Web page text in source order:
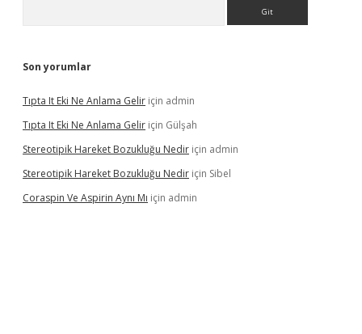
Son yorumlar
Tıpta It Eki Ne Anlama Gelir için admin
Tıpta It Eki Ne Anlama Gelir için Gülşah
Stereotipik Hareket Bozukluğu Nedir için admin
Stereotipik Hareket Bozukluğu Nedir için Sibel
Coraspin Ve Aspirin Aynı Mı için admin